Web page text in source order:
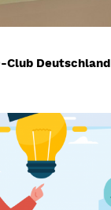
Club Deutschland